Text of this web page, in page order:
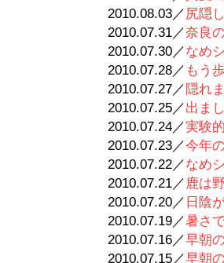
2010.08.03／尻隠
2010.07.31／奈良
2010.07.30／なめ
2010.07.28／ もう
2010.07.27／ 隠れ
2010.07.25／出ま
2010.07.24／実験
2010.07.23／今年
2010.07.22／なめ
2010.07.21／ 鹿は
2010.07.20／ 日陰
2010.07.19／暑さ
2010.07.16／早朝
2010.07.15／早朝